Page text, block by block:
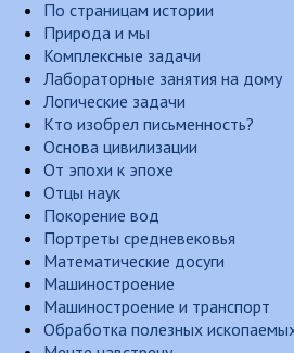
По страницам истории
Природа и мы
Комплексные задачи
Лабораторные занятия на дому
Логические задачи
Кто изобрел письменность?
Основа цивилизации
От эпохи к эпохе
Отцы наук
Покорение вод
Портреты средневековья
Математические досуги
Машиностроение
Машиностроение и транспорт
Обработка полезных